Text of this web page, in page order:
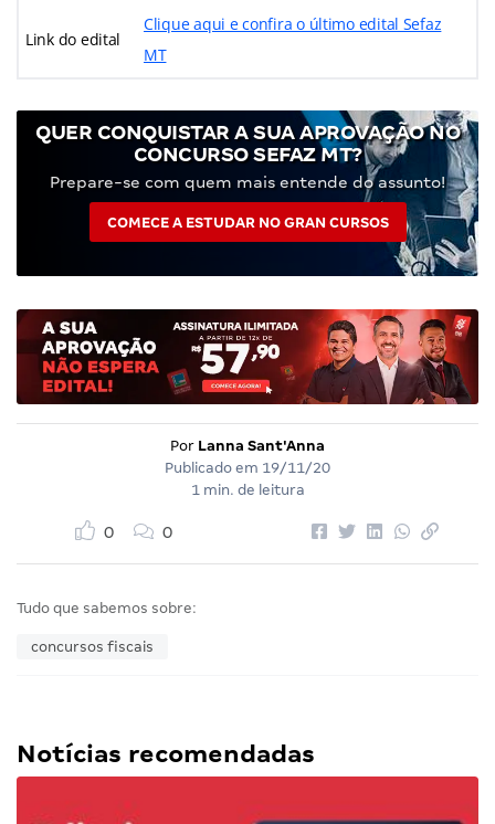
Link do edital
Clique aqui e confira o último edital Sefaz
MT
QUER CONQUISTAR A SUA APROVAÇÃO NO
CONCURSO SEFAZ MT?
Prepare-se com quem mais entende do assunto!
COMECE A ESTUDAR NO GRAN CURSOS
Por Lanna Sant'Anna
Publicado em 19/11/20
1 min. de leitura
0 0
Tudo que sabemos sobre:
concursos fiscais
Notícias recomendadas